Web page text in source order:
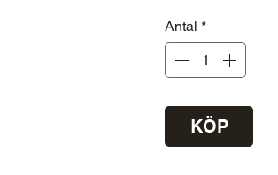
Antal *
KÖP